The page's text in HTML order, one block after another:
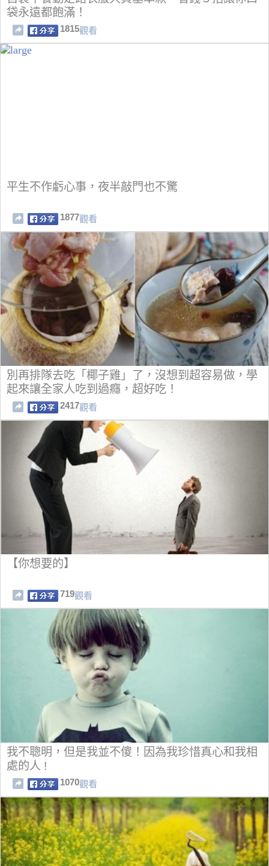
袋永遠都飽滿！
1815觀看
平生不作虧心事，夜半敲門也不驚
1877觀看
別再排隊去吃「椰子雞」了，沒想到超容易做，學
起來讓全家人吃到過癮，超好吃！
2417觀看
【你想要的】
719觀看
我不聰明，但是我並不傻！因為我珍惜真心和我相
處的人 !
1070觀看